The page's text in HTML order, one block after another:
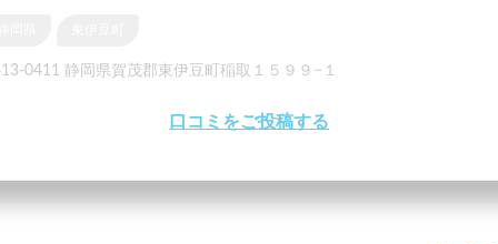
0411 静岡県賀茂郡東伊豆町稲取１５９９−１
口コミをご投稿する